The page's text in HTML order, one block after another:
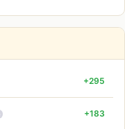
+295
+183